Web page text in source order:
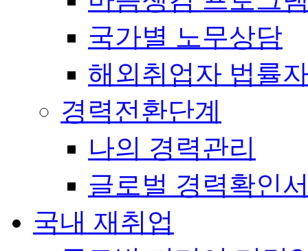
국가별 노무상담
해외취업자 법률
경력전환단계
나의 경력관리
글로벌 경력확인
국내 재취업